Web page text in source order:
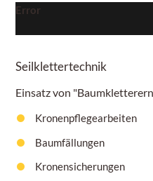
Error
Seilklettertechnik
Einsatz von
Kronenpflegearbeiten
Baumfällungen
Kronensicherungen